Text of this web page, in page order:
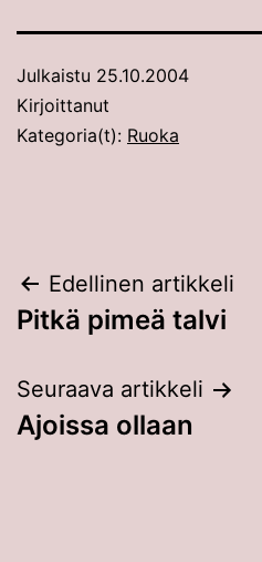
Julkaistu 25.10.2004
Kirjoittanut
Kategoria(t): Ruoka
Artikkelien
selaus
Edellinen artikkeli
Pitkä pimeä talvi
Seuraava artikkeli
Ajoissa ollaan